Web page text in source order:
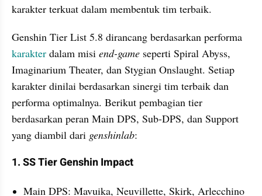
karakter terkuat dalam membentuk tim terbaik.
karakter dalam misi end-game seperti Spiral Abyss,
Imaginarium Theater, dan Stygian Onslaught. Setiap
karakter dinilai berdasarkan sinergi tim terbaik dan
performa optimalnya. Berikut pembagian tier
berdasarkan peran Main DPS, Sub-DPS, dan Support
yang diambil dari genshinlab:
1. SS Tier Genshin Impact
Main DPS: Mavuika, Neuvillette, Skirk, Arlecchino